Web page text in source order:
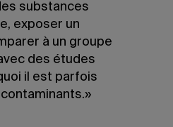
substances
exposer un
à un groupe
des études
il est parfois